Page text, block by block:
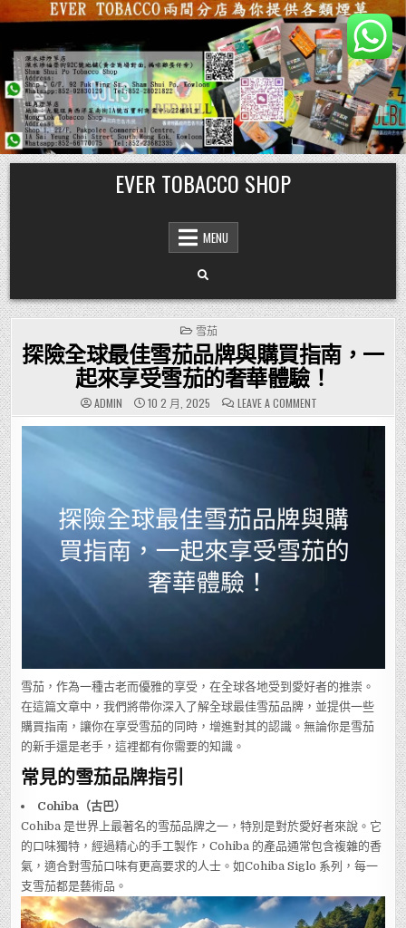
Skip
to
content
EVER TOBACCO SHOP
MENU
POSTED
IN
雪茄
探險全球最佳雪茄品牌與購買指南，一
起來享受雪茄的奢華體驗！
ADMIN 10 2 月, 2025 LEAVE A COMMENTON
探
險
牌
與
購
買
指
南，
華
體
驗！
雪茄，作為一種古老而優雅的享受，在全球各地受到愛好者的推崇。
在這篇文章中，我們將帶你深入了解全球最佳雪茄品牌，並提供一些
購買指南，讓你在享受雪茄的同時，增進對其的認識。無論你是雪茄
的新手還是老手，這裡都有你需要的知識。
常見的雪茄品牌指引
Cohiba（古巴）
Cohiba 是世界上最著名的雪茄品牌之一，特別是對於愛好者來說。它
的口味獨特，經過精心的手工製作，Cohiba 的產品通常包含複雜的香
氣，適合對雪茄口味有更高要求的人士。如Cohiba Siglo 系列，每一
支雪茄都是藝術品。